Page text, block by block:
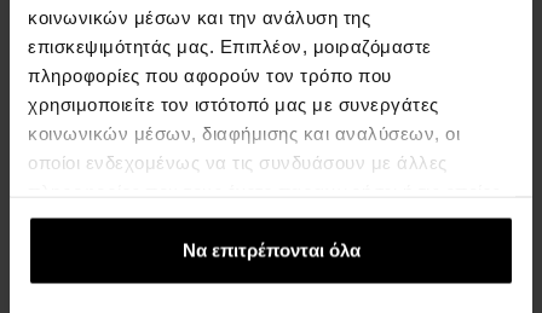
κοινωνικών μέσων και την ανάλυση της
επισκεψιμότητάς μας. Επιπλέον, μοιραζόμαστε
πληροφορίες που αφορούν τον τρόπο που
χρησιμοποιείτε τον ιστότοπό μας με συνεργάτες
κοινωνικών μέσων, διαφήμισης και αναλύσεων, οι
οποίοι ενδεχομένως να τις συνδυάσουν με άλλες
έχουν συλλέξει σε σχέση με την από μέρους σας χρήση
των υπηρεσιών τους.Να επιτρέπονται όλα
Armani Exchange Spencer
AX1965
ΡΟΛΟΓΙΑ - Άνδρες
Η αποστολή θα γίνει στις
12.08.
Armani Exchange Rafael
AX4181
ΡΟΛΟΓΙΑ - Άνδρες
Η αποστολή θα γίνει στις
12.08.
98,00 €